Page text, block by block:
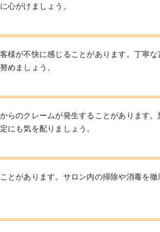
心がけましょう。
様が不快に感じることがあります。丁寧な
めましょう。
らのクレームが発生することがあります。
にも気を配りましょう。
とがあります。サロン内の掃除や消毒を徹